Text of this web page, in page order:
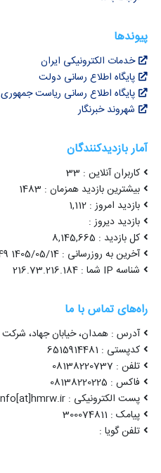
پیوندها
خدمات الکترونیکی ایران
پایگاه اطلاع رسانی دولت
پایگاه اطلاع رسانی ریاست جمهوری
شهروند خبرنگار
آمار بازدیدکنندگان
کاربران آنلاین : 33
بیشترین بازدید همزمان : 1483
بازدید امروز : 1,112
بازدید دیروز :
کل بازدید : 8,145,665
آخرین به روزرسانی : 1405/05/14 22:33:49
شناسه IP شما : 216.73.216.184
راه‌های تماس با ما
آدرس : همدان، خیابان جهاد،
کدپستی : 6515914481
تلفن : 08138220737
فاکس : 08138220225
پست الکترونیکی : info[at]hmrw.ir
پیامک : 300074811
تلفن گویا :